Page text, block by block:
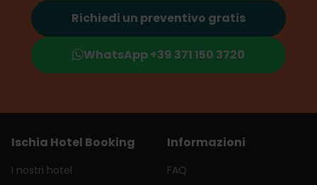
Richiedi un preventivo gratis
WhatsApp +39 371 150 3720
Ischia Hotel Booking
I nostri hotel
Informazioni
FAQ